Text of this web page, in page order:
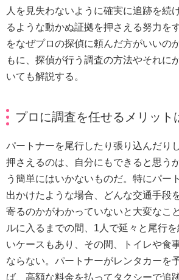
人を見失わないように確実に追跡を続
るような動かぬ証拠を押さえる努力を
をなぜプロの探偵に頼んだ方がいいの
もに、探偵が行う調査の方法やそれに
いても解説する。
プロに調査を任せるメリット
パートナーを尾行したり張り込んだり
押さえるのは、自分にもできると思う
う簡単にはいかないものだ。特にパー
出かけたような場合、どんな交通手段
寄るのかがわかっていないと大変なこ
ルに入るまでの間、1人で延々と尾行
いケースもあり、その間、トイレや食
ならない。パートナーがレンタカーを
ば、高額な料金を払ってタクシーで追